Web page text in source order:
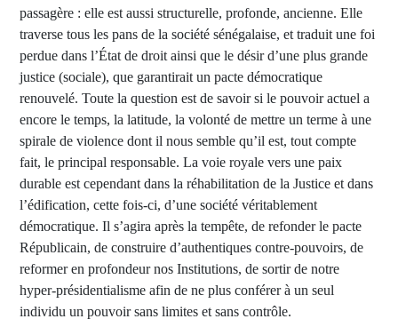
passagère : elle est aussi structurelle, profonde, ancienne. Elle
traverse tous les pans de la société sénégalaise, et traduit une foi
perdue dans l’État de droit ainsi que le désir d’une plus grande
justice (sociale), que garantirait un pacte démocratique
renouvelé. Toute la question est de savoir si le pouvoir actuel a
encore le temps, la latitude, la volonté de mettre un terme à une
spirale de violence dont il nous semble qu’il est, tout compte
fait, le principal responsable. La voie royale vers une paix
durable est cependant dans la réhabilitation de la Justice et dans
l’édification, cette fois-ci, d’une société véritablement
démocratique. Il s’agira après la tempête, de refonder le pacte
Républicain, de construire d’authentiques contre-pouvoirs, de
reformer en profondeur nos Institutions, de sortir de notre
hyper-présidentialisme afin de ne plus conférer à un seul
individu un pouvoir sans limites et sans contrôle.